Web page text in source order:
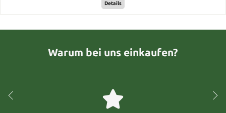
Details
Warum bei uns einkaufen?